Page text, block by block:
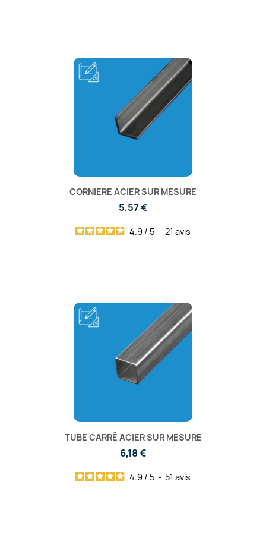
CORNIERE ACIER SUR MESURE
5,57 €
4.9 / 5 - 21 avis
TUBE CARRÉ ACIER SUR MESURE
6,18 €
4.9 / 5 - 51 avis